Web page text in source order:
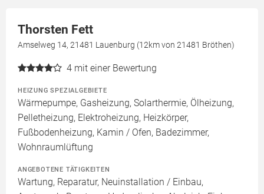
Thorsten Fett
Amselweg 14, 21481 Lauenburg (12km von 21481 Bröthen)
4 mit einer Bewertung
HEIZUNG SPEZIALGEBIETE
Wärmepumpe, Gasheizung, Solarthermie, Ölheizung,
Pelletheizung, Elektroheizung, Heizkörper,
Fußbodenheizung, Kamin / Ofen, Badezimmer,
Wohnraumlüftung
ANGEBOTENE TÄTIGKEITEN
Wartung, Reparatur, Neuinstallation / Einbau,